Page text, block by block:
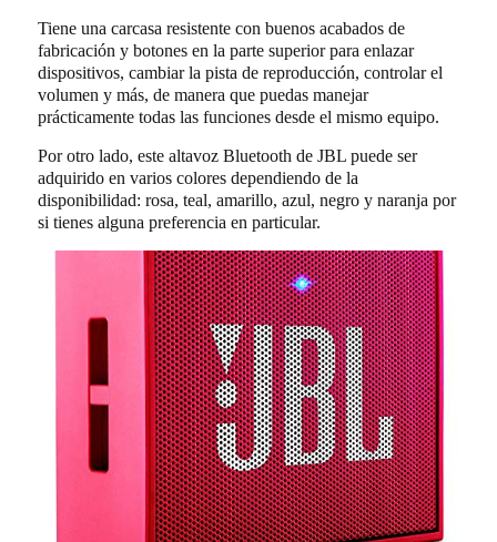
Tiene una carcasa resistente con buenos acabados de
fabricación y botones en la parte superior para enlazar
dispositivos, cambiar la pista de reproducción, controlar el
volumen y más, de manera que puedas manejar
prácticamente todas las funciones desde el mismo equipo.
Por otro lado, este altavoz Bluetooth de JBL puede ser
adquirido en varios colores dependiendo de la
disponibilidad: rosa, teal, amarillo, azul, negro y naranja por
si tienes alguna preferencia en particular.